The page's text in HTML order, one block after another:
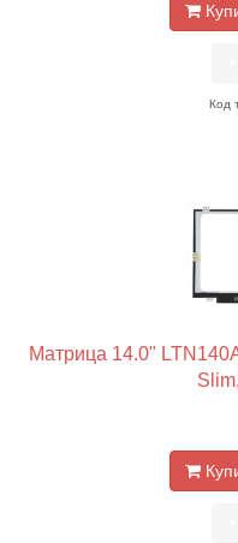
Код
Матрица 14.0"